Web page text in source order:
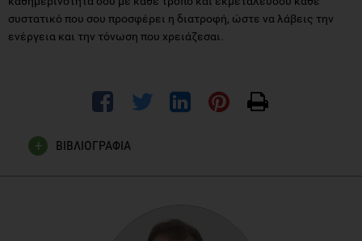
συστατικό που σου προσφέρει η διατροφή, ώστε να λάβεις την
ενέργεια και την τόνωση που χρειάζεσαι.
ΒΙΒΛΙΟΓΡΑΦΙΑ
International Society of Sports Nutrition